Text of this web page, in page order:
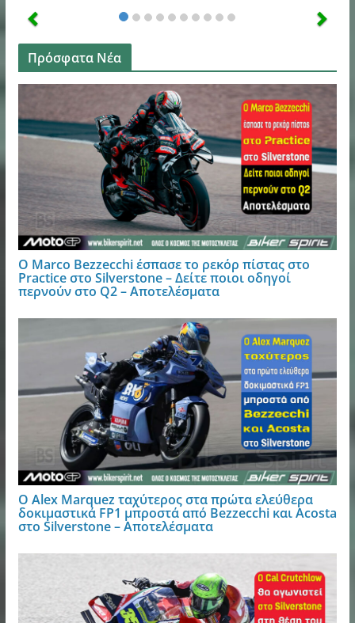
Πρόσφατα Νέα
Ο Marco Bezzecchi έσπασε το ρεκόρ πίστας στο
Practice στο Silverstone – Δείτε ποιοι οδηγοί
περνούν στο Q2 – Αποτελέσματα
Ο Alex Marquez ταχύτερος στα πρώτα ελεύθερα
δοκιμαστικά FP1 μπροστά από Bezzecchi και Acosta
στο Silverstone – Αποτελέσματα